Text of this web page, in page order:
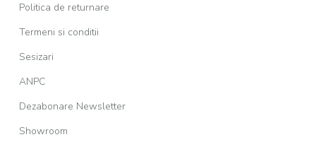
Politica de returnare
Termeni si conditii
Sesizari
ANPC
Dezabonare Newsletter
Showroom